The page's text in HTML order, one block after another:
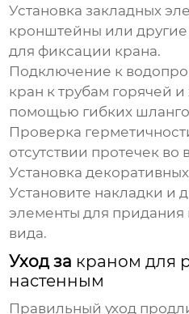
Установка закладных
кронштейны или
для фиксации крана.
Подключение к
кран к трубам горячей
помощью гибких
Проверка
отсутствии протечек во
Установка
Установите накладки и
элементы для придания
вида.
Уход за краном для
настенным
Правильный уход